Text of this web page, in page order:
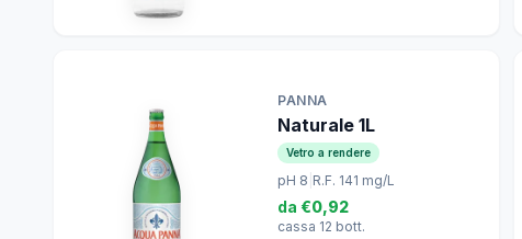
PANNA
Naturale 1L
Vetro a rendere
pH 8 R.F. 141 mg/L
da €0,92
cassa 12 bott.